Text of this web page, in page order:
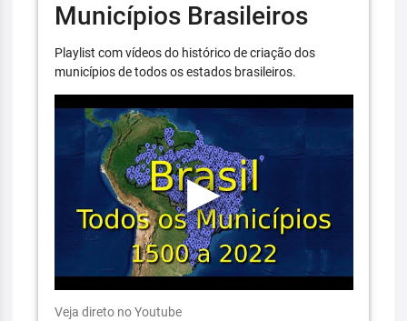
Municípios Brasileiros
Playlist com vídeos do histórico de criação dos
municípios de todos os estados brasileiros.
Veja direto no Youtube